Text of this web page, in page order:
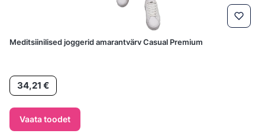
Meditsiinilised joggerid amarantvärv Casual Premium
Hind
34,21 €
Vaata toodet